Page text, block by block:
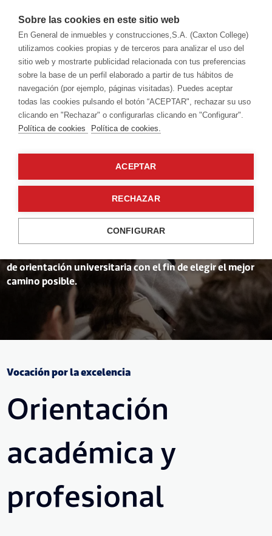
Modelo académico
Orientación académica y profesional
Un futuro
prometedor
de orientación universitaria con el fin de elegir el mejor
camino posible.
Vocación por la excelencia
Orientación
académica y
profesional
Sobre las cookies en este sitio web
En General de inmuebles y construcciones,S.A. (Caxton College)
utilizamos cookies propias y de terceros para analizar el uso del
sitio web y mostrarte publicidad relacionada con tus preferencias
sobre la base de un perfil elaborado a partir de tus hábitos de
navegación (por ejemplo, páginas visitadas). Puedes aceptar
todas las cookies pulsando el botón “ACEPTAR", rechazar su uso
clicando en "Rechazar" o configurarlas clicando en "Configurar".
Política de cookies
Política de cookies.
ACEPTAR
RECHAZAR
CONFIGURAR